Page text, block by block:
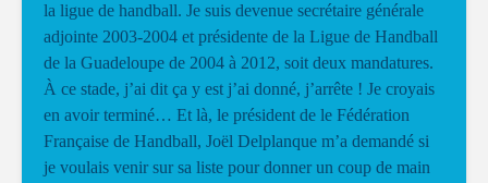
la ligue de handball. Je suis devenue secrétaire générale
adjointe 2003-2004 et présidente de la Ligue de Handball
de la Guadeloupe de 2004 à 2012, soit deux mandatures.
À ce stade, j’ai dit ça y est j’ai donné, j’arrête ! Je croyais
en avoir terminé… Et là, le président de le Fédération
Française de Handball, Joël Delplanque m’a demandé si
je voulais venir sur sa liste pour donner un coup de main